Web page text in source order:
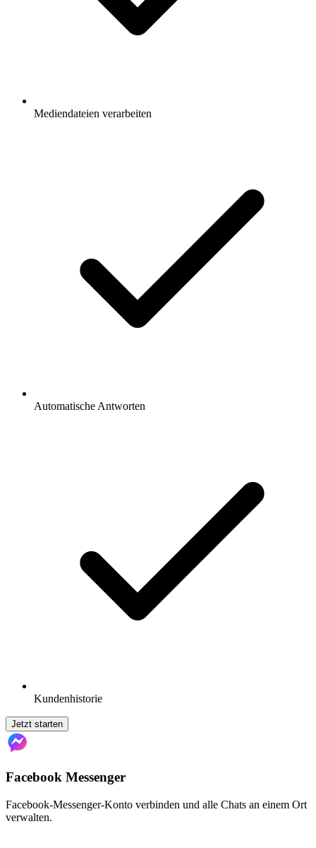
Mediendateien verarbeiten
Automatische Antworten
Kundenhistorie
Jetzt starten
Facebook Messenger
Facebook-Messenger-Konto verbinden und alle Chats an einem Ort
verwalten.